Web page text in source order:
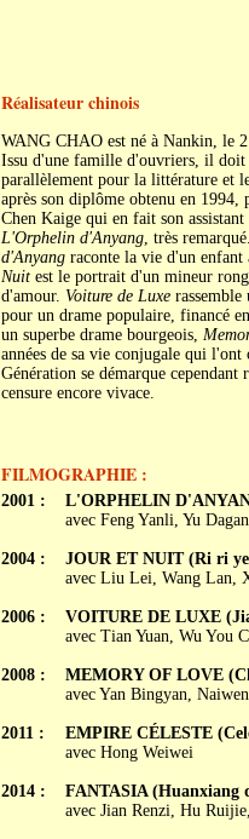
Réalisateur chinois
WANG CHAO est né à Nankin, le
Issu d'une famille d'ouvriers, il doit
parallèlement pour la littérature et
après son diplôme obtenu en 1994,
Chen Kaige qui en fait son
L'Orphelin d'Anyang, très
d'Anyangraconte la vie d'un enfant
Nuitest le portrait d'un mineur
d'amour. Voiture de Luxerassemble
pour un drame populaire, financé
un superbe drame bourgeois,
années de sa vie conjugale qui
Génération se démarque
censure encore vivace.
FILMOGRAPHIE :
2001 :
2004 :
2006 :
2008 :
2011 :
2014 :
L'ORPHELIN
avec Feng Yanli, Yu
JOUR ET NUIT (Ri ri
avec Liu Lei, Wang Lan,
VOITURE DE LUXE
avec Tian Yuan, Wu You
MEMORY OF LOVE
avec Yan Bingyan,
EMPIRE CÉLESTE
avec Hong Weiwei
FANTASIA (Huanxiang
avec Jian Renzi, Hu